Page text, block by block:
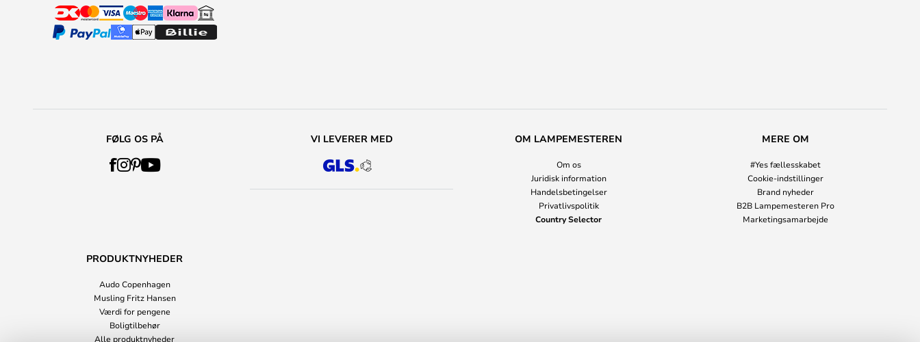
FØLG OS PÅ VI LEVERER MED OM LAMPEMESTEREN
Om os
Juridisk information
Handelsbetingelser
Privatlivspolitik
Country Selector
MERE OM
#Yes fællesskabet
Cookie-indstillinger
Brand nyheder
B2B Lampemesteren Pro
Marketingsamarbejde
PRODUKTNYHEDER
Audo Copenhagen
Musling Fritz Hansen
Værdi for pengene
Boligtilbehør
Alle produktnyheder